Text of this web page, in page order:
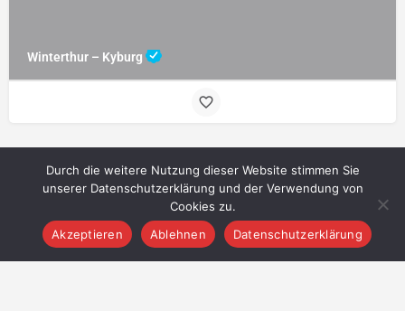
Winterthur – Kyburg
Durch die weitere Nutzung dieser Website stimmen Sie
unserer Datenschutzerklärung und der Verwendung von
Cookies zu.
Akzeptieren
Ablehnen Datenschutzerklärung